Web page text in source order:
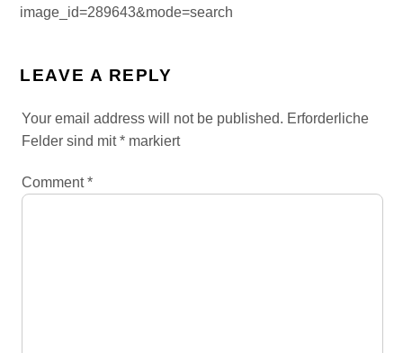
image_id=289643&mode=search
LEAVE A REPLY
Your email address will not be published. Erforderliche
Felder sind mit* markiert
Comment*